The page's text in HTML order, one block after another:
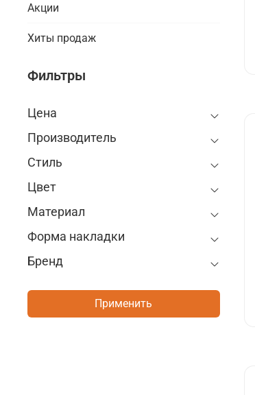
Акции
Хиты продаж
Фильтры
Цена
Производитель
Стиль
Цвет
Материал
Форма накладки
Бренд
Применить